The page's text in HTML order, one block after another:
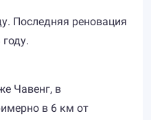
Последняя реновация
Чавенг, в
в 6 км от